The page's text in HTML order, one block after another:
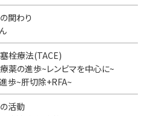
関わり
栓療法(TACE)
薬の進歩~レンビマを中心に~
歩~肝切除+RFA~
活動